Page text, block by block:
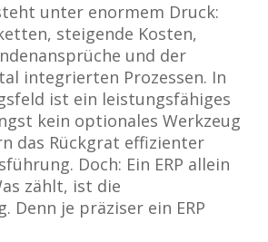
unter enormem Druck:
steigende Kosten,
und der
integrierten Prozessen. In
ist ein leistungsfähiges
kein optionales Werkzeug
das Rückgrat effizienter
Doch: Ein ERP allein
zählt, ist die
Denn je präziser ein ERP